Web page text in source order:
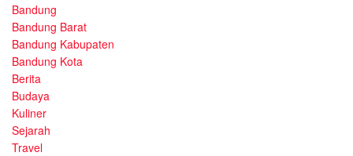
Bandung
Bandung Barat
Bandung Kabupaten
Bandung Kota
Berita
Budaya
Kuliner
Sejarah
Travel